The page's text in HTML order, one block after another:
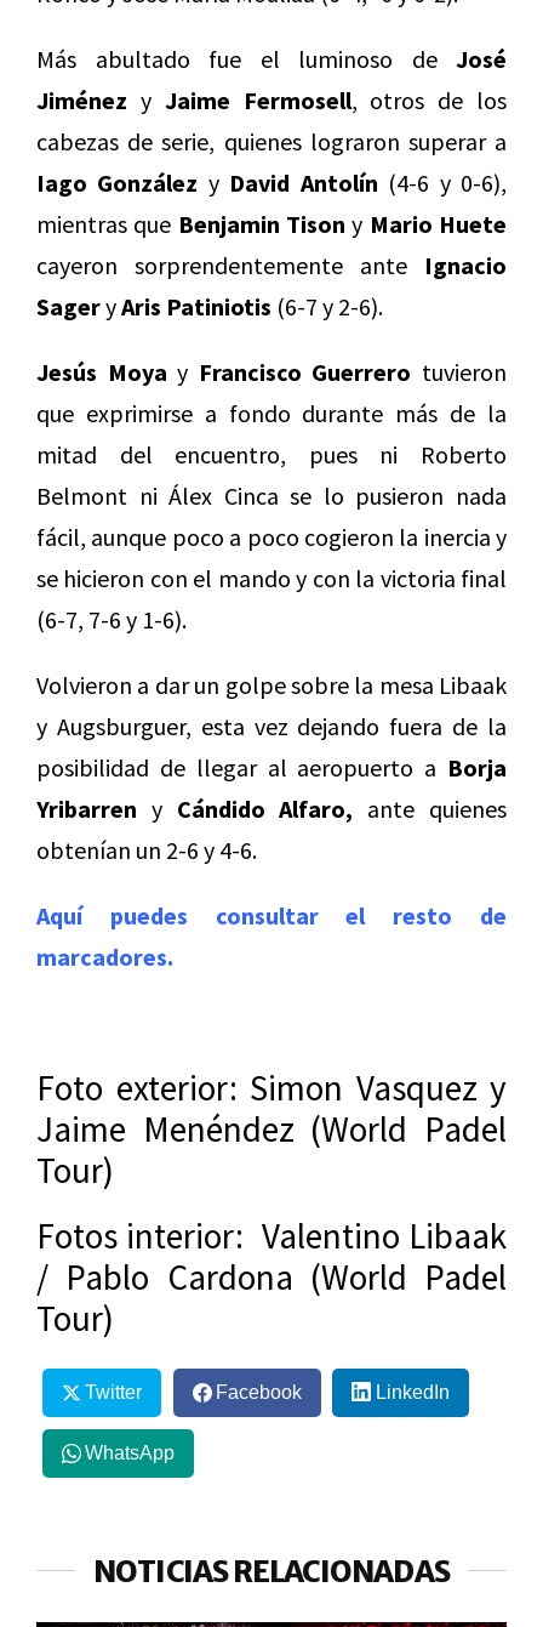
Más abultado fue el luminoso de José
Jiménez y Jaime Fermosell, otros de los
cabezas de serie, quienes lograron superar a
Iago González y David Antolín (4-6 y 0-6),
mientras que Benjamin Tison y Mario Huete
cayeron sorprendentemente ante Ignacio
SageryAris Patiniotis (6-7 y 2-6).
Jesús Moya y Francisco Guerrero tuvieron
que exprimirse a fondo durante más de la
mitad del encuentro, pues ni Roberto
Belmont ni Álex Cinca se lo pusieron nada
fácil, aunque poco a poco cogieron la inercia y
se hicieron con el mando y con la victoria final
(6-7, 7-6 y 1-6).
Volvieron a dar un golpe sobre la mesa Libaak
y Augsburguer, esta vez dejando fuera de la
posibilidad de llegar al aeropuerto a Borja
Yribarren y Cándido Alfaro, ante quienes
obtenían un 2-6 y 4-6.
Aquí puedes consultar el resto de
marcadores.
Foto exterior: Simon Vasquez y
Jaime Menéndez (World Padel
Tour)
Fotos interior: Valentino Libaak
/ Pablo Cardona (World Padel
Tour)
Twitter Facebook LinkedIn
WhatsApp
NOTICIAS RELACIONADAS